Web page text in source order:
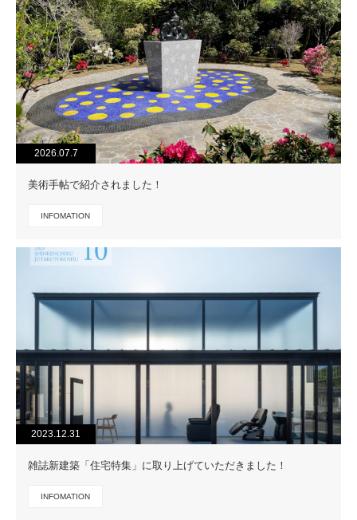
2019年 静岡県 2019年～ 熱海市
2026.07.7
美術手帖で紹介されました！
INFOMATION
2023.12.31
雑誌新建築「住宅特集」に取り上げていただきました！
INFOMATION